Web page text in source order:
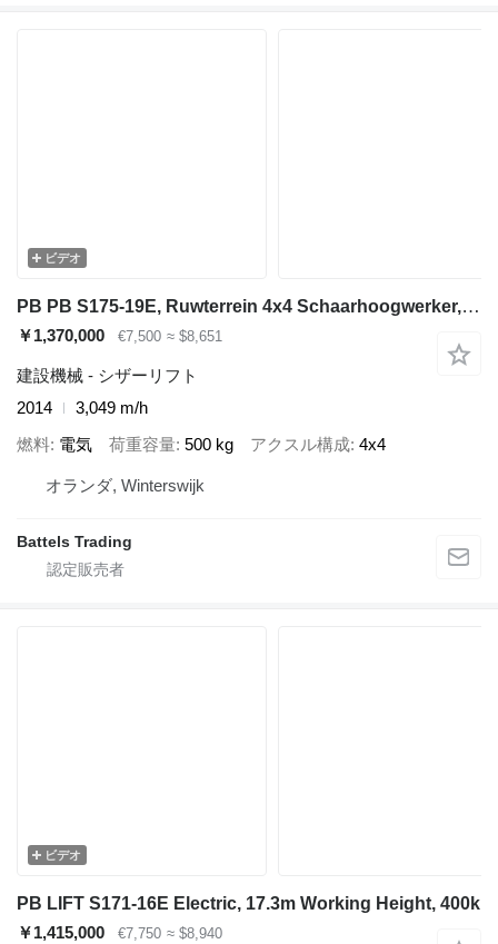
ビデオ
PB PB S175-19E, Ruwterrein 4x4 Schaarhoogwerker, Jaar 2014, 18 Mete
￥1,370,000 €7,500 ≈ $8,651
建設機械 - シザーリフト
2014
3,049 m/h
燃料 電気 荷重容量 500 kg アクスル構成 4x4
オランダ, Winterswijk
Battels Trading
ビデオ
PB LIFT S171-16E Electric, 17.3m Working Height, 400k
￥1,415,000
€7,750 ≈ $8,940